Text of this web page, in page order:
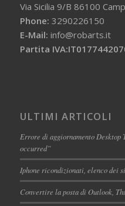
Via Sicilia 9/B 86100
Phone: 3290226150
E-Mail: info@robarts.it
Partita
ULTIMI ARTICOLI
Errore di aggiornamento Desktop
occurred”
Iphone ricondizionati, elenco dei
Convertire la posta di Outlook,